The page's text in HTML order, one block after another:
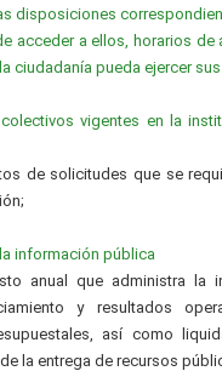
disposiciones
acceder a ellos, horarios de
ciudadanía pueda ejercer
vigentes en la
de solicitudes que se
información pública
anual que administra la
y resultados
así como
la entrega de recursos